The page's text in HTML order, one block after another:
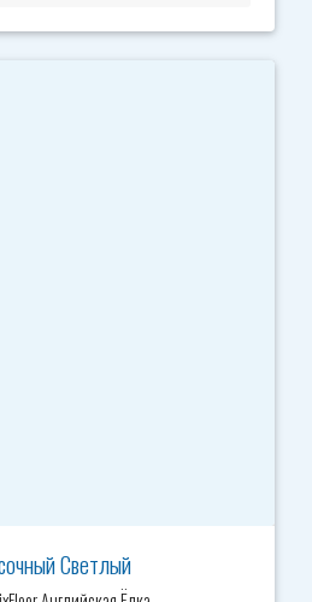
Светлый